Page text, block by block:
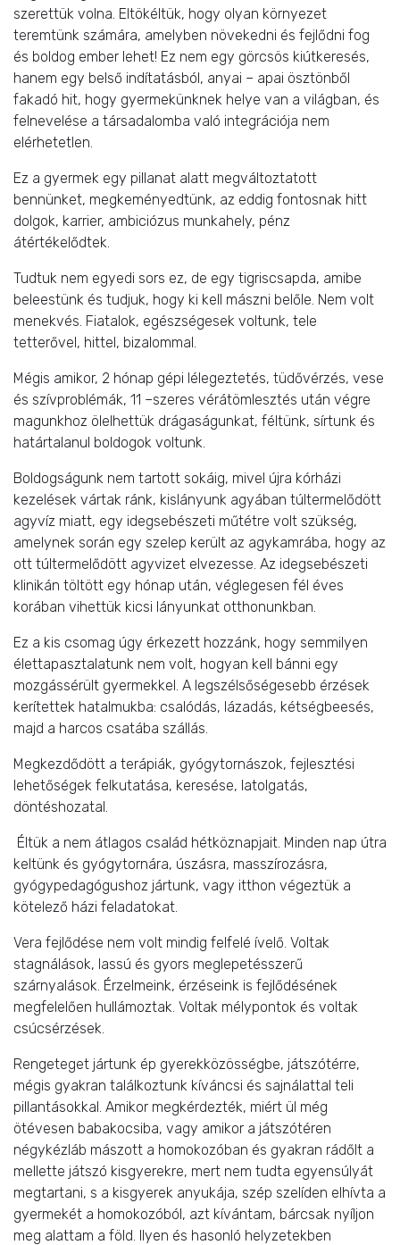
szerettük volna. Eltökéltük, hogy olyan környezet
teremtünk számára, amelyben növekedni és fejlődni fog
és boldog ember lehet! Ez nem egy görcsös kiútkeresés,
hanem egy belső indítatásból, anyai – apai ösztönből
fakadó hit, hogy gyermekünknek helye van a világban, és
felnevelése a társadalomba való integrációja nem
elérhetetlen.
Ez a gyermek egy pillanat alatt megváltoztatott
bennünket, megkeményedtünk, az eddig fontosnak hitt
dolgok, karrier, ambiciózus munkahely, pénz
átértékelődtek.
Tudtuk nem egyedi sors ez, de egy tigriscsapda, amibe
beleestünk és tudjuk, hogy ki kell mászni belőle. Nem volt
menekvés. Fiatalok, egészségesek voltunk, tele
tetterővel, hittel, bizalommal.
Mégis amikor, 2 hónap gépi lélegeztetés, tüdővérzés, vese
és szívproblémák, 11 –szeres vérátömlesztés után végre
magunkhoz ölelhettük drágaságunkat, féltünk, sírtunk és
határtalanul boldogok voltunk.
Boldogságunk nem tartott sokáig, mivel újra kórházi
kezelések vártak ránk, kislányunk agyában túltermelődött
agyvíz miatt, egy idegsebészeti műtétre volt szükség,
amelynek során egy szelep került az agykamrába, hogy az
ott túltermelődött agyvizet elvezesse. Az idegsebészeti
klinikán töltött egy hónap után, véglegesen fél éves
korában vihettük kicsi lányunkat otthonunkban.
Ez a kis csomag úgy érkezett hozzánk, hogy semmilyen
élettapasztalatunk nem volt, hogyan kell bánni egy
mozgássérült gyermekkel. A legszélsőségesebb érzések
kerítettek hatalmukba: csalódás, lázadás, kétségbeesés,
majd a harcos csatába szállás.
Megkezdődött a terápiák, gyógytornászok, fejlesztési
lehetőségek felkutatása, keresése, latolgatás,
döntéshozatal.
Éltük a nem átlagos család hétköznapjait. Minden nap útra
keltünk és gyógytornára, úszásra, masszírozásra,
gyógypedagógushoz jártunk, vagy itthon végeztük a
kötelező házi feladatokat.
Vera fejlődése nem volt mindig felfelé ívelő. Voltak
stagnálások, lassú és gyors meglepetésszerű
szárnyalások. Érzelmeink, érzéseink is fejlődésének
megfelelően hullámoztak. Voltak mélypontok és voltak
csúcsérzések.
Rengeteget jártunk ép gyerekközösségbe, játszótérre,
mégis gyakran találkoztunk kíváncsi és sajnálattal teli
pillantásokkal. Amikor megkérdezték, miért ül még
ötévesen babakocsiba, vagy amikor a játszótéren
négykézláb mászott a homokozóban és gyakran rádőlt a
mellette játszó kisgyerekre, mert nem tudta egyensúlyát
megtartani, s a kisgyerek anyukája, szép szelíden elhívta a
gyermekét a homokozóból, azt kívántam, bárcsak nyíljon
meg alattam a föld. Ilyen és hasonló helyzetekben